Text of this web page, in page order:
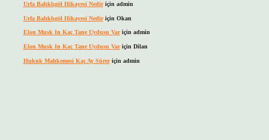
Urfa Balıklıgöl Hikayesi Nediriçin admin
Urfa Balıklıgöl Hikayesi Nediriçin Okan
Elon Musk In Kaç Tane Uydusu Variçin admin
Elon Musk In Kaç Tane Uydusu Variçin Dilan
Hukuk Mahkemesi Kaç Ay Süreriçin admin